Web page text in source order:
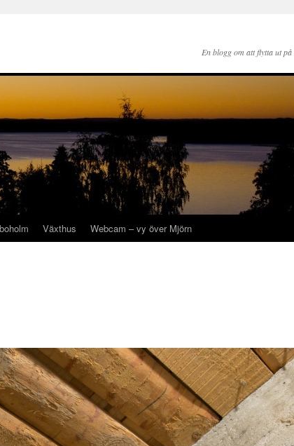
En blogg om att flytta ut på
Växthus Webcam – vy över Mjörn